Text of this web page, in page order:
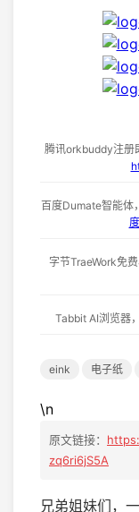
腾讯orkbuddy注册
百度Dumate智能体
字节TraeWork免
Tabbit AI浏览器
eink 电子纸
\n
原文链接：
zq6ri6jS5A
兄弟姐妹们，